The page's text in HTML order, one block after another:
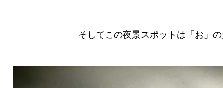
そしてこの夜景スポットは「お」